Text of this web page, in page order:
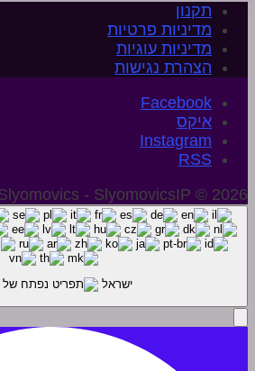
תקנון
מדיניות פרטיות
מדיניות עוגיות
הצהרת נגישות
איקס
Instagram
- SlyomovicsIP © 2026
ישראל